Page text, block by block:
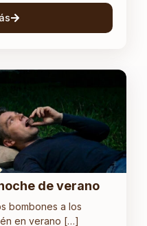
de verano
bombones a los
en verano […]